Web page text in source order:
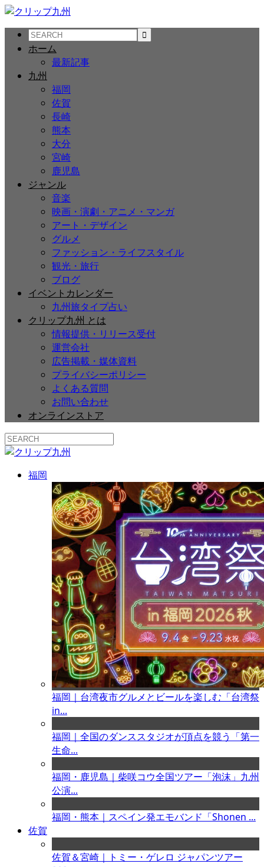
ホーム
最新記事
九州
福岡
佐賀
長崎
熊本
大分
宮崎
鹿児島
ジャンル
音楽
映画・演劇・アニメ・マンガ
アート・デザイン
グルメ
ファッション・ライフスタイル
観光・旅行
ブログ
イベントカレンダー
九州旅タイプ占い
クリップ九州 とは
情報提供・リリース受付
運営会社
広告掲載・媒体資料
プライバシーポリシー
よくある質問
お問い合わせ
オンラインストア
福岡
福岡｜台湾夜市グルメとビールを楽しむ「台湾祭
in...
福岡｜全国のダンススタジオが頂点を競う「第一
生命...
福岡・鹿児島｜柴咲コウ全国ツアー「泡沫」九州
公演...
福岡・熊本｜スペイン発エモバンド「Shonen ...
佐賀
佐賀＆宮崎｜トミー・ゲレロ ジャパンツアー